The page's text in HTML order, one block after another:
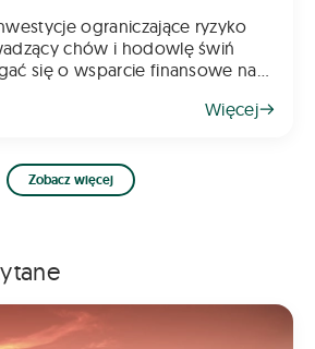
ograniczające ryzyko
się o wsparcie finansowe na
ma na celu ograniczenie
Więcej
Zobacz więcej